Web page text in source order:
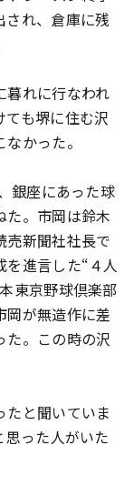
され、倉庫に残
れに行なわれ
も堺に住む沢
かった。
銀座にあった球
た。市岡は鈴木
売新聞社社長で
を進言した“４人
東京野球倶楽部
岡が無造作に差
た。この時の沢
たと聞いていま
思った人がいた